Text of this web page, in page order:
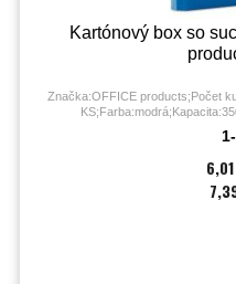
Kartónový box so
Značka:OFFICE products;Počet